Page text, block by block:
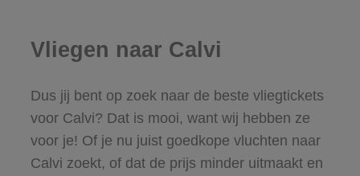
Vliegen naar Calvi
Dus jij bent op zoek naar de beste vliegtickets
voor Calvi? Dat is mooi, want wij hebben ze
voor je! Of je nu juist goedkope vluchten naar
Calvi zoekt, of dat de prijs minder uitmaakt en